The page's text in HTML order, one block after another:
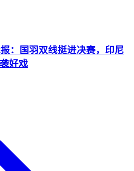
：国羽双线挺进决赛，印尼
好戏